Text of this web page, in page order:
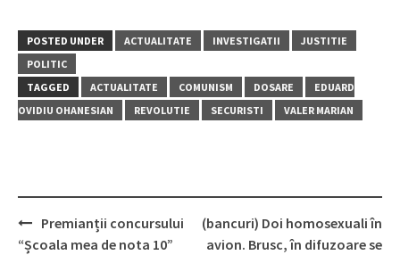
POSTED UNDER ACTUALITATE INVESTIGATII
JUSTITIE
POLITIC
TAGGED
ACTUALITATE COMUNISM DOSARE
EDUARD
OVIDIU OHANESIAN
REVOLUTIE SECURISTI VALER MARIAN
Post
navigation
Premianții concursului
“Școala mea de nota 10”
(bancuri) Doi homosexuali în
avion. Brusc, în difuzoare se